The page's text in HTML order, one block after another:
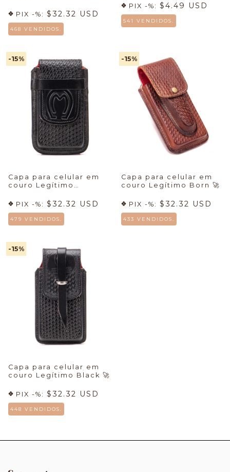
PIX -%: $32.32 USD
468 VENDIDOS.
PIX -%: $4.49 USD
541 VENDIDOS.
-15%
Capa para celular em
couro Legítimo
PIX -%: $32.32 USD
479 VENDIDOS.
-15%
Capa para celular em
couro Legítimo Born 🚀
PIX -%: $32.32 USD
433 VENDIDOS.
-15%
Capa para celular em
couro Legítimo Black 🚀
PIX -%: $32.32 USD
448 VENDIDOS.